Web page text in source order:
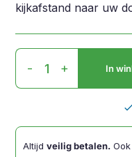
kijkafstand naar uw
A3
Documenthouder
aantal
- + In
done
Altijdveilig betalen.